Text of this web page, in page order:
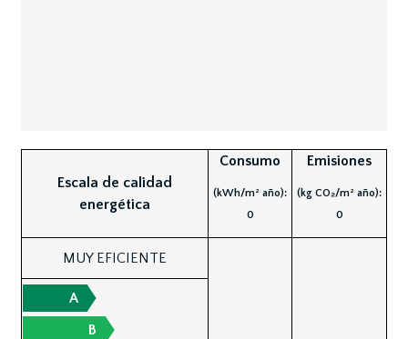
Escala de calidad
energética
Consumo
(kWh/m² año):
0
Emisiones
(kg CO₂/m² año):
0
MUY EFICIENTE
A
B